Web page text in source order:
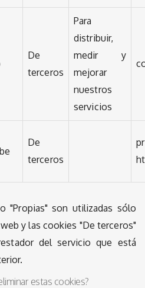
De
terceros
Para
distribuir,
medir y
mejorar
nuestros
servicios
De
terceros
"Propias" son utilizadas sólo
y las cookies "De terceros"
del servicio que está
estas cookies?